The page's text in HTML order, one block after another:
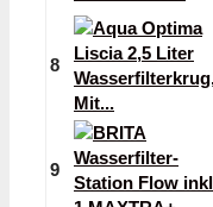
8
9